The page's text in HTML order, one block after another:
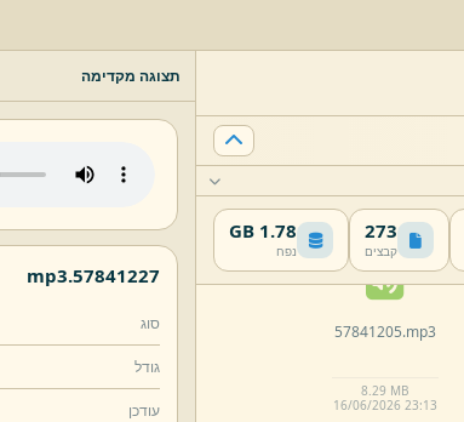
273
קבצים
1.78 GB
נפח
16/06/2026 23:13
57841205.mp3
8.29 MB
16/06/2026 23:13
תצוגה מקדימה
57841227.
mp3
סוג
גודל
עודכן